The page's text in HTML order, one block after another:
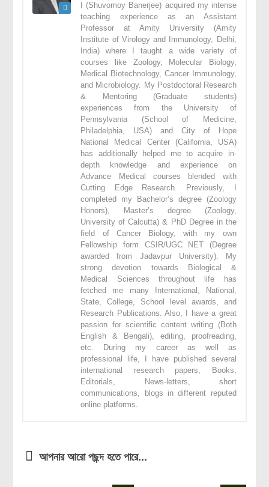
I (Shuvomoy Banerjee) acquired my intense
teaching experience as an Assistant
Professor at Amity University (Amity
Institute of Virology and Immunology, Delhi,
India) where I taught a wide variety of
courses like Zoology, Molecular Biology,
Medical Biotechnology, Cancer Immunology,
and Microbiology. My Postdoctoral Research
& Mentoring (Graduate students)
experiences from the University of
Pennsylvania (School of Medicine,
Philadelphia, USA) and City of Hope
National Medical Center (California, USA)
has additionally helped me to acquire in-
depth knowledge and experience on
Advance Medical courses blended with
Cutting Edge Research. Previously, I
completed my Bachelor’s degree (Zoology
Honors), Master’s degree (Zoology,
University of Calcutta) & PhD Degree in the
field of Cancer Biology, with my own
Fellowship form CSIR/UGC NET (Degree
awarded from Jadavpur University). My
strong devotion towards Biological &
Medical Sciences throughout life has
fetched me many International, National,
State, College, School level awards, and
Research Publications. Also, I have a great
passion for scientific content writing (Both
English & Bengali), editing, proofreading,
etc. During my career as well as
professional life, I have published several
international research papers, Books,
Editorials, News-letters, short
communications, blogs in different reputed
online platforms.
আপনার আরো পছন্দ হতে পারে...